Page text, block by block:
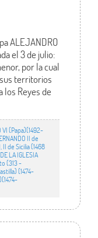
ALEJANDRO
el 3 de julio:
por la cual
territorios
los Reyes de
VI (Papa)(1492-
II de
II de Sicilia (1468
LA IGLESIA
(313 -
(1474-